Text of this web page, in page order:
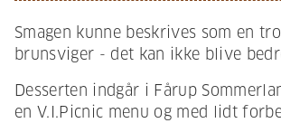
Smagen kunne beskrives som en
brunsviger - det kan ikke blive
Desserten indgår i Fårup
en V.I.Picnic menu og med lidt